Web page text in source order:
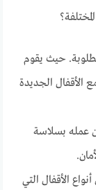
حيث يقوم
الأقفال الجديدة
عمله بسلاسة
الأقفال التي